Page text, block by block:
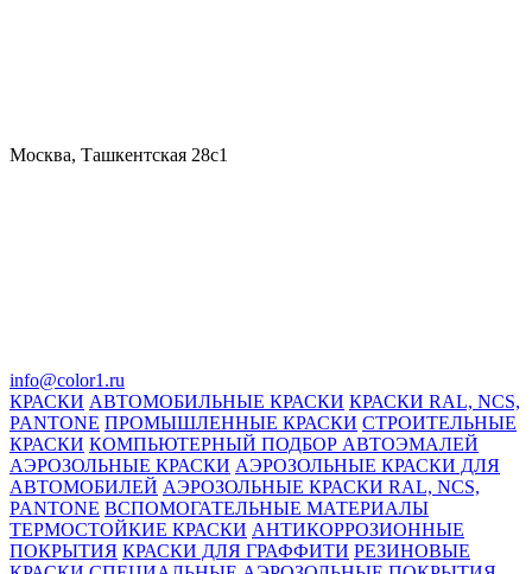
Москва, Ташкентская 28с1
info@color1.ru
КРАСКИ АВТОМОБИЛЬНЫЕ КРАСКИ КРАСКИ RAL, NCS,
PANTONE ПРОМЫШЛЕННЫЕ КРАСКИ СТРОИТЕЛЬНЫЕ
КРАСКИ КОМПЬЮТЕРНЫЙ ПОДБОР АВТОЭМАЛЕЙ
АЭРОЗОЛЬНЫЕ КРАСКИ АЭРОЗОЛЬНЫЕ КРАСКИ ДЛЯ
АВТОМОБИЛЕЙ АЭРОЗОЛЬНЫЕ КРАСКИ RAL, NCS,
PANTONE ВСПОМОГАТЕЛЬНЫЕ МАТЕРИАЛЫ
ТЕРМОСТОЙКИЕ КРАСКИ АНТИКОРРОЗИОННЫЕ
ПОКРЫТИЯ КРАСКИ ДЛЯ ГРАФФИТИ РЕЗИНОВЫЕ